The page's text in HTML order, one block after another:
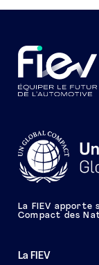
La FIEV
La FIEV apporte
Compact des